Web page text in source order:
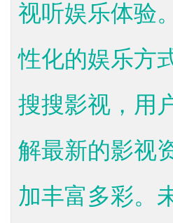
视听娱乐体验
性化的娱乐方
搜搜影视，用
解最新的影视
加丰富多彩。